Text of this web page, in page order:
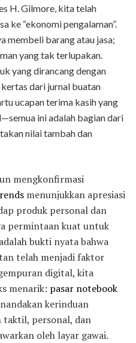
H. Gilmore, kita telah
ke “ekonomi pengalaman”.
membeli barang atau jasa;
yang tak terlupakan.
yang dirancang dengan
dari jurnal buatan
ucapan terima kasih yang
ini adalah bagian dari
nilai tambah dan
mengkonfirmasi
menunjukkan apresiasi
produk personal dan
permintaan kuat untuk
adalah bukti nyata bahwa
telah menjadi faktor
digital, kita
menarik: pasar notebook
kerinduan
taktil, personal, dan
oleh layar gawai.